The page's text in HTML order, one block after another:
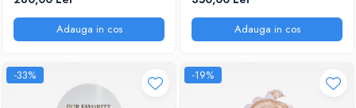
Adauga in cos Adauga in cos
-33% -19%